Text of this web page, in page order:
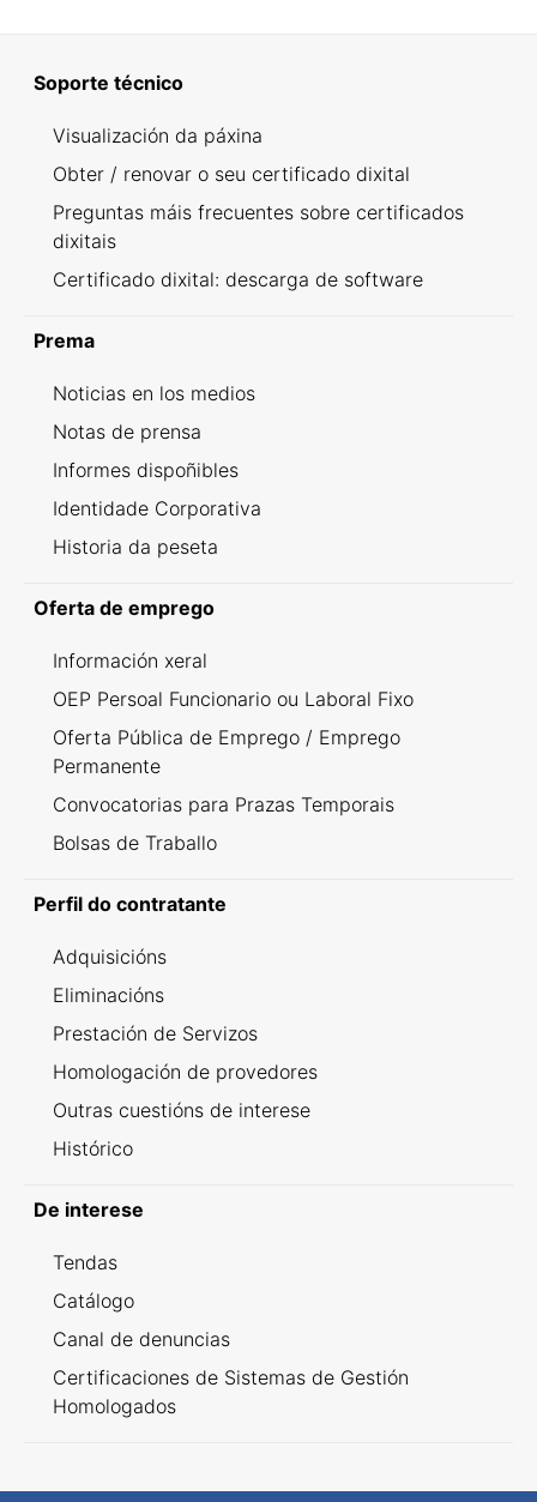
Soporte técnico
Visualización da páxina
Obter / renovar o seu certificado dixital
Preguntas máis frecuentes sobre certificados
dixitais
Certificado dixital: descarga de software
Prema
Noticias en los medios
Notas de prensa
Informes dispoñibles
Identidade Corporativa
Historia da peseta
Oferta de emprego
Información xeral
OEP Persoal Funcionario ou Laboral Fixo
Oferta Pública de Emprego / Emprego
Permanente
Convocatorias para Prazas Temporais
Bolsas de Traballo
Perfil do contratante
Adquisicións
Eliminacións
Prestación de Servizos
Homologación de provedores
Outras cuestións de interese
Histórico
De interese
Tendas
Catálogo
Canal de denuncias
Certificaciones de Sistemas de Gestión
Homologados